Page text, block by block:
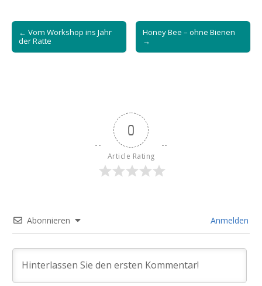
Post
navigation
← Vom Workshop ins Jahr
der Ratte
Honey Bee – ohne Bienen
→
0
Article Rating
Abonnieren Anmelden